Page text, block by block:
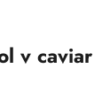
v caviar